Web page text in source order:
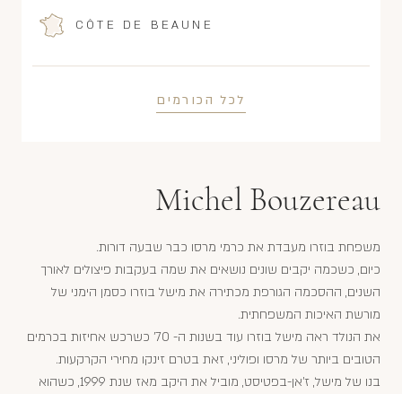
CÔTE DE BEAUNE
לכל הכורמים
Michel Bouzereau
משפחת בוזרו מעבדת את כרמי מרסו כבר שבעה דורות.
כיום, כשכמה יקבים שונים נושאים את שמה בעקבות פיצולים לאורך
השנים, ההסכמה הגורפת מכתירה את מישל בוזרו כסמן הימני של
מורשת האיכות המשפחתית.
את הנולד ראה מישל בוזרו עוד בשנות ה- 70' כשרכש אחיזות בכרמים
הטובים ביותר של מרסו ופוליני, זאת בטרם זינקו מחירי הקרקעות.
בנו של מישל, ז'אן-בפטיסט, מוביל את היקב מאז שנת 1999, כשהוא